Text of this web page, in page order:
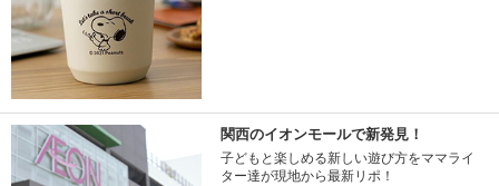
関西のイオンモールで新発見！
子どもと楽しめる新しい遊び方をママライ
ター達が現地から最新リポ！